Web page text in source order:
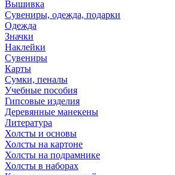
Вышивка
Сувениры, одежда, подарки
Одежда
Значки
Наклейки
Сувениры
Карты
Сумки, пеналы
Учебные пособия
Гипсовые изделия
Деревянные манекены
Литература
Холсты и основы
Холсты на картоне
Холсты на подрамнике
Холсты в наборах